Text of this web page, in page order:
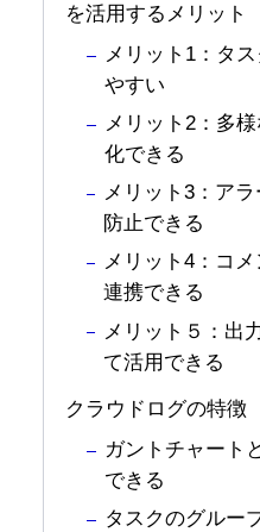
を活用するメリット
メリット1：タ
やすい
メリット2：多
化できる
メリット3：ア
防止できる
メリット4：コ
連携できる
メリット５：出
て活用できる
クラウドログの特徴
ガントチャート
できる
タスクのグルー